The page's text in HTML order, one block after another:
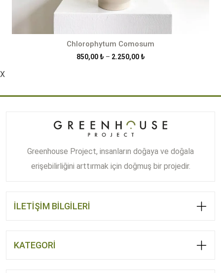
Chlorophytum Comosum
850,00 ₺ – 2.250,00 ₺Fiyat
2.250,00 ₺
X
Greenhouse Project, insanların doğaya ve doğala
erişebilirliğini arttırmak için doğmuş bir projedir.
İLETİŞİM BİLGİLERİ
KATEGORİ